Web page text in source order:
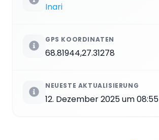
Inari
GPS KOORDINATEN
68.81944,27.31278
NEUESTE AKTUALISIERUNG
12. Dezember 2025 um 08:55